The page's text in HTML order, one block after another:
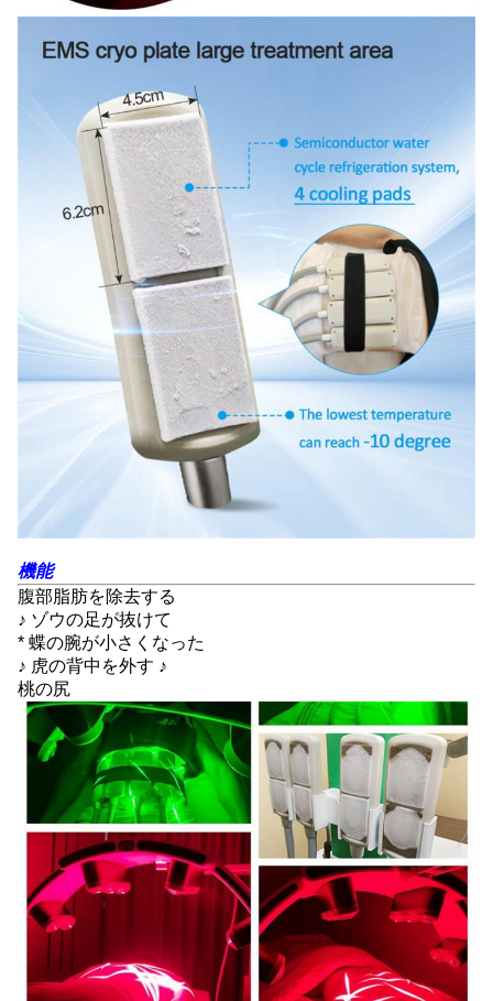
機能
腹部脂肪を除去する
♪ ゾウの足が抜けて
* 蝶の腕が小さくなった
♪ 虎の背中を外す ♪
桃の尻